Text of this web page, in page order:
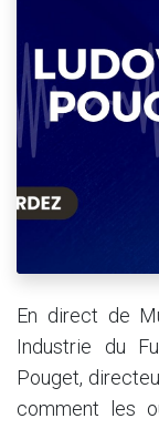
En direct de
Industrie du
Pouget,
comment les